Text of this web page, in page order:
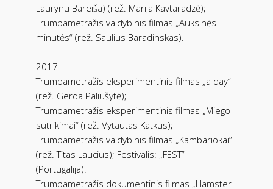
Laurynu Bareiša) (rež. Marija Kavtaradzė);
Trumpametražis vaidybinis filmas „Auksinės
minutės“ (rež. Saulius Baradinskas).
2017
Trumpametražis eksperimentinis filmas „a day“
(rež. Gerda Paliušytė);
Trumpametražis eksperimentinis filmas „Miego
sutrikimai“ (rež. Vytautas Katkus);
Trumpametražis vaidybinis filmas „Kambariokai“
(rež. Titas Laucius); Festivalis: „FEST”
(Portugalija).
Trumpametražis dokumentinis filmas „Hamster